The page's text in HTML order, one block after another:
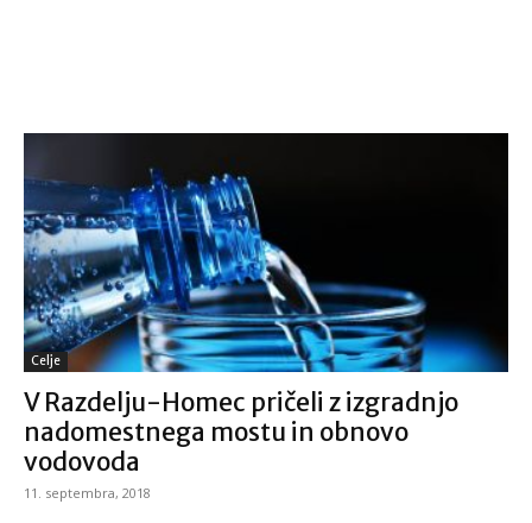
Celje
V Razdelju-Homec pričeli z izgradnjo
nadomestnega mostu in obnovo
vodovoda
11. septembra, 2018